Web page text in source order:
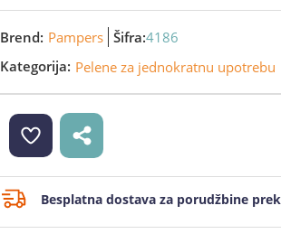
Brend: Pampers Šifra:4186
Kategorija: Pelene za jednokratnu upotrebu
Besplatna dostava za porudžbine